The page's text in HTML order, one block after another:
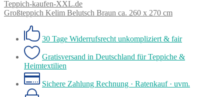
Großteppich Kelim Belutsch Braun ca. 260 x 270 cm
30 Tage Widerrufsrecht unkompliziert & fair
Gratisversand in Deutschland für Teppiche &
Heimtextilien
Sichere Zahlung Rechnung · Ratenkauf · uvm.